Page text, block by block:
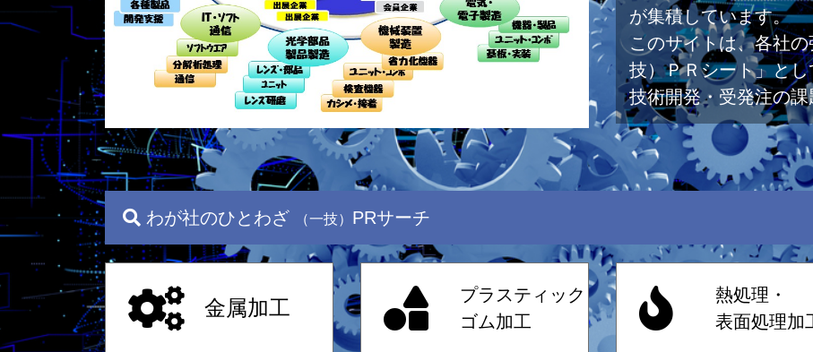
が集積しています。
このサイトは、各社
技）ＰＲシート」と
技術開発・受発注の
わが社のひとわざ （一技） PRサーチ
金属加工
プラスティック
ゴム加工
熱処理・
表面処理加